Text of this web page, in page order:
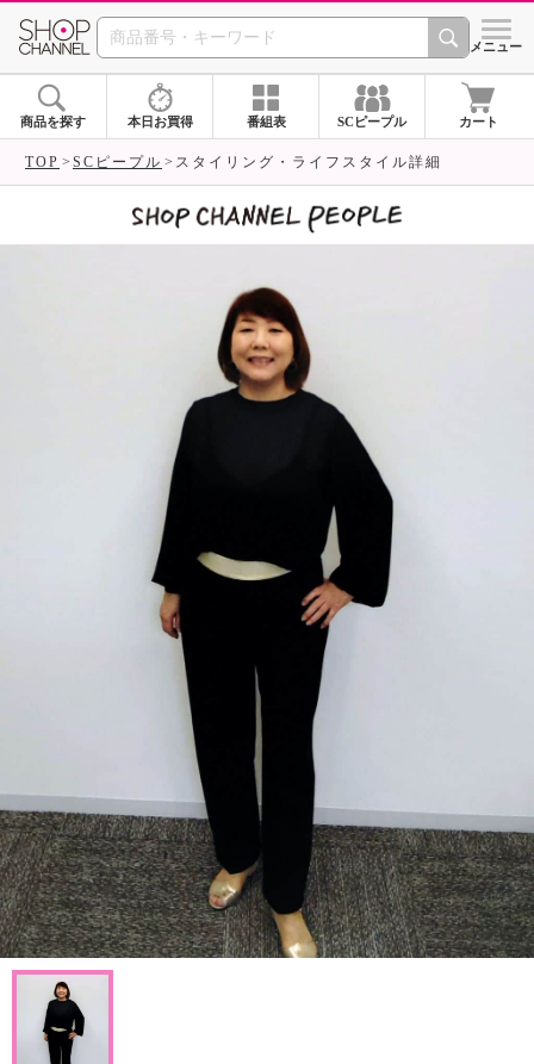
SHOP CHANNEL シメニュー
商品を探す 本日お買得 番組表 SCピープル カート
TOP SCピープル スタイリング・ライフスタイル詳細